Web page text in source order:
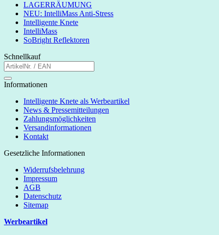
LAGERRÄUMUNG
NEU: IntelliMass Anti-Stress
Intelligente Knete
IntelliMass
SoBright Reflektoren
Schnellkauf
Informationen
Intelligente Knete als Werbeartikel
News & Pressemitteilungen
Zahlungsmöglichkeiten
Versandinformationen
Kontakt
Gesetzliche Informationen
Widerrufsbelehrung
Impressum
AGB
Datenschutz
Sitemap
Werbeartikel